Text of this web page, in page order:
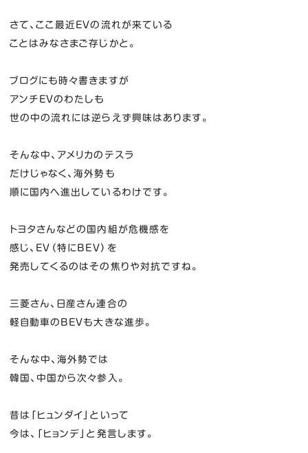
さて、ここ最近EVの流れが来ている
ことはみなさまご存じかと。
ブログにも時々書きますが
アンチEVのわたしも
世の中の流れには逆らえず興味はあります。
そんな中、アメリカのテスラ
だけじゃなく、海外勢も
順に国内へ進出しているわけです。
トヨタさんなどの国内組が危機感を
感じ、EV（特にBEV）を
発売してくるのはその焦りや対抗ですね。
三菱さん、日産さん連合の
軽自動車のBEVも大きな進歩。
そんな中、海外勢では
韓国、中国から次々参入。
昔は「ヒュンダイ」といって
今は、「ヒョンデ」と発言します。